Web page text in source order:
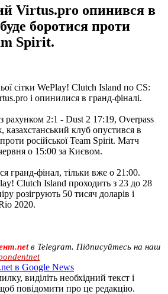
Virtus.pro опинився в
боротися проти
Spirit.
сітки WePlay! Clutch Island по CS:
і опинилися в гранд-фіналі.
рахунком 2:1 - Dust 2 17:19, Overpass
клуб опустився в
російської Team Spirit. Матч
о 15:00 за Києвом.
гранд-фінал, тільки вже о 21:00.
Clutch Island проходить з 23 до 28
розігрують 50 тисяч доларів і
2020.
в Telegram. Підписуйтесь на наш
в Google News
виділіть необхідний текст і
повідомити про це редакцію.